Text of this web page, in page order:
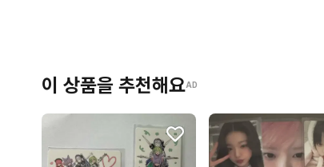
이 상품을 추천해요AD